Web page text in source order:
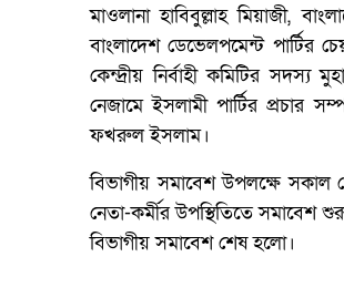
মাওলানা হাবিবুল্লাহ মিয়াজী,
বাংলাদেশ ডেভেলপমেন্ট
কেন্দ্রীয় নির্বাহী কমিটির সদস্য
নেজামে ইসলামী পার্টির প্রচার
ফখরুল ইসলাম।
বিভাগীয় সমাবেশ উপলক্ষে
নেতা-কর্মীর উপস্থিতিতে সমাবেশ
বিভাগীয় সমাবেশ শেষ হলো।